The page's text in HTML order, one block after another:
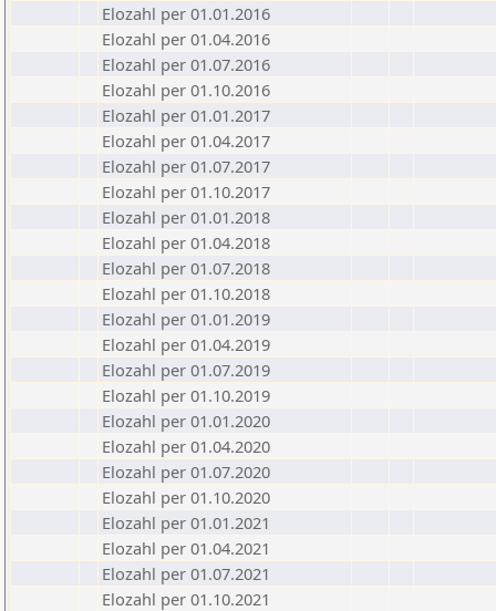
Elozahl per 01.01.2016
Elozahl per 01.04.2016
Elozahl per 01.07.2016
Elozahl per 01.10.2016
Elozahl per 01.01.2017
Elozahl per 01.04.2017
Elozahl per 01.07.2017
Elozahl per 01.10.2017
Elozahl per 01.01.2018
Elozahl per 01.04.2018
Elozahl per 01.07.2018
Elozahl per 01.10.2018
Elozahl per 01.01.2019
Elozahl per 01.04.2019
Elozahl per 01.07.2019
Elozahl per 01.10.2019
Elozahl per 01.01.2020
Elozahl per 01.04.2020
Elozahl per 01.07.2020
Elozahl per 01.10.2020
Elozahl per 01.01.2021
Elozahl per 01.04.2021
Elozahl per 01.07.2021
Elozahl per 01.10.2021